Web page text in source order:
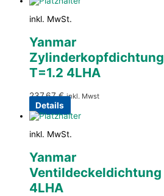
inkl. MwSt.
Yanmar
Zylinderkopfdichtung
T=1.2 4LHA
237,67€ inkl. Mwst
Details
inkl. MwSt.
Yanmar
Ventildeckeldichtung
4LHA